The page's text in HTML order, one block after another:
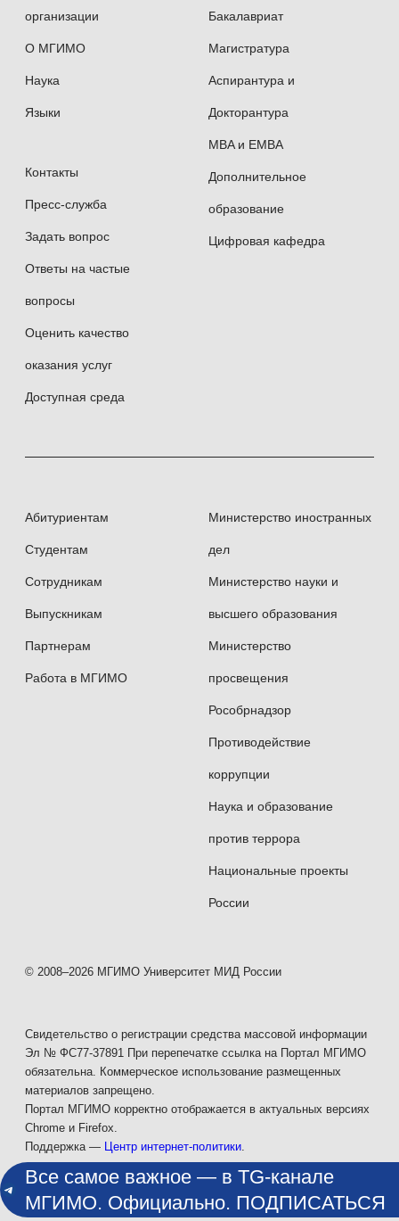
организации
О МГИМО
Наука
Языки
Контакты
Пресс-служба
Задать вопрос
Ответы на частые
вопросы
Оценить качество
оказания услуг
Доступная среда
Бакалавриат
Магистратура
Аспирантура и
Докторантура
MBA и EMBA
Дополнительное
образование
Цифровая кафедра
Абитуриентам
Студентам
Сотрудникам
Выпускникам
Партнерам
Работа в МГИМО
Министерство иностранных
дел
Министерство науки и
высшего образования
Министерство
просвещения
Рособрнадзор
Противодействие
коррупции
Наука и образование
против террора
Национальные проекты
России
© 2008–2026 МГИМО Университет МИД России
Свидетельство о регистрации средства массовой информации
Эл № ФС77-37891 При перепечатке ссылка на Портал МГИМО
обязательна. Коммерческое использование размещенных
материалов запрещено.
Портал МГИМО корректно отображается в актуальных версиях
Chrome и Firefox.
Поддержка —
Центр интернет-политики
Все самое важное — в TG-канале
МГИМО. Официально. ПОДПИСАТЬСЯ